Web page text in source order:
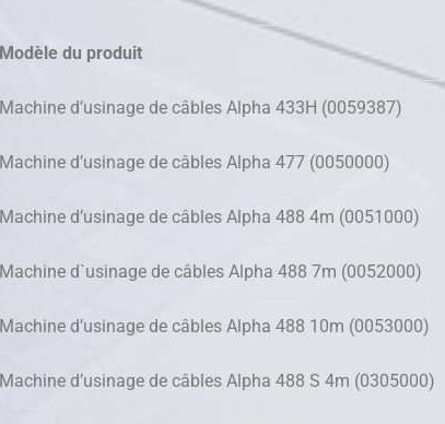
Modèle du produit
Machine d’usinage de câbles Alpha 433H (0059387)
Machine d’usinage de câbles Alpha 477 (0050000)
Machine d’usinage de câbles Alpha 488 4m (0051000)
Machine d`usinage de câbles Alpha 488 7m (0052000)
Machine d’usinage de câbles Alpha 488 10m (0053000)
Machine d’usinage de câbles Alpha 488 S 4m (0305000)